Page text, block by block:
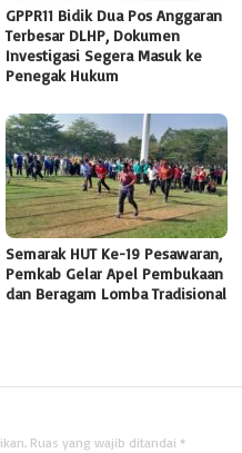
GPPR11 Bidik Dua Pos Anggaran
Terbesar DLHP, Dokumen
Investigasi Segera Masuk ke
Penegak Hukum
Semarak HUT Ke-19 Pesawaran,
Pemkab Gelar Apel Pembukaan
dan Beragam Lomba Tradisional
Ruas yang wajib ditandai *